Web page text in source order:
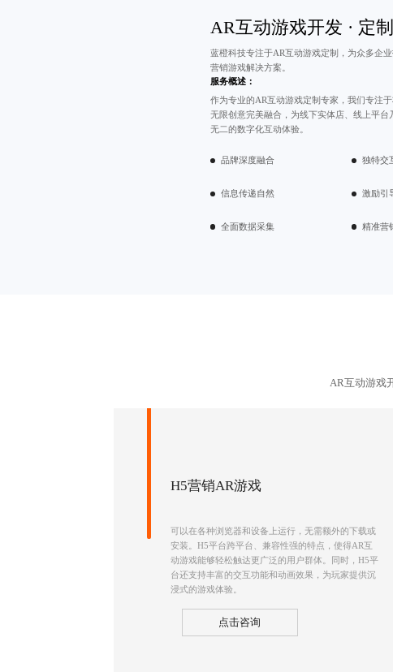
AR互动游戏开发 · 定
蓝橙科技专注于AR互动游戏定制
，为众多企
营销游戏解决方案。
服务概述：
作为专业的AR互动游戏定制专家，我们专注
无限创意完美融合，为线下实体店、线上平
无二的数字化互动体验。
品牌深度融合 独特交
信息传递自然 激励引
全面数据采集 精准营
AR互动游戏
H5营销AR游戏
可以在各种浏览器和设备上运行，无需额外的下载或
安装。H5平台跨平台、兼容性强的特点，使得AR互
动游戏能够轻松触达更广泛的用户群体。同时，H5平
台还支持丰富的交互功能和动画效果，为玩家提供沉
浸式的游戏体验。
点击咨询